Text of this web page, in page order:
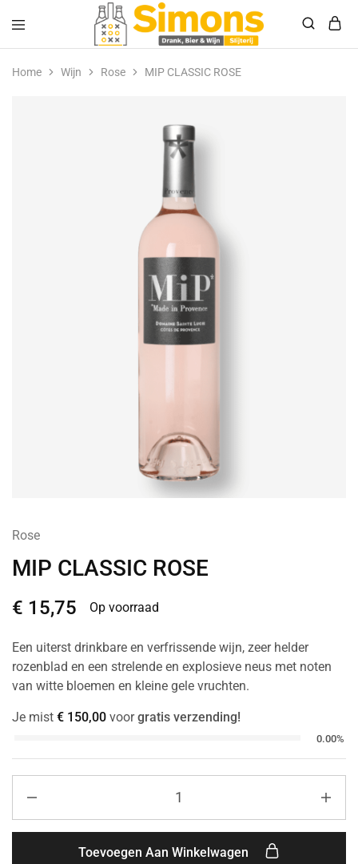
Simonsdrank.nl
Drank,
Bier
&
Home Wijn Rose MIP CLASSIC ROSE
Rose
MIP CLASSIC ROSE
€ 15,75 Op voorraad
Een uiterst drinkbare en verfrissende wijn, zeer helder
rozenblad en een strelende en explosieve neus met noten
van witte bloemen en kleine gele vruchten.
Je mist € 150,00 voorgratis verzending!
0.00%
Toevoegen Aan Winkelwagen